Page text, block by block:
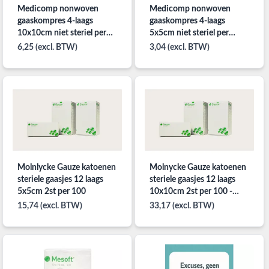
Medicomp nonwoven
gaaskompres 4-laags
10x10cm niet steriel per
100ST
6,25 (excl. BTW)
Medicomp nonwoven
gaaskompres 4-laags
5x5cm niet steriel per
100st.
3,04 (excl. BTW)
Molnlycke Gauze katoenen
steriele gaasjes 12 laags
5x5cm 2st per 100
15,74 (excl. BTW)
Molnycke Gauze katoenen
steriele gaasjes 12 laags
10x10cm 2st per 100 -
NIET MEER LEVERBAAR
33,17 (excl. BTW)